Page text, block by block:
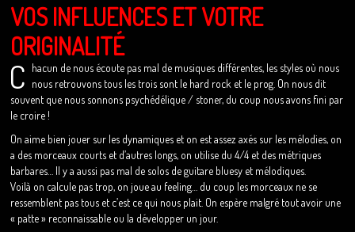
VOS INFLUENCES ET VOTRE
ORIGINALITÉ
C hacun de nous écoute pas mal de musiques différentes, les styles où nous
nous retrouvons tous les trois sont le hard rock et le prog. On nous dit
souvent que nous sonnons psychédélique / stoner, du coup nous avons fini par
le croire !
On aime bien jouer sur les dynamiques et on est assez axés sur les mélodies, on
a des morceaux courts et d’autres longs, on utilise du 4/4 et des métriques
barbares… Il y a aussi pas mal de solos de guitare bluesy et mélodiques.
Voilà on calcule pas trop, on joue au feeling… du coup les morceaux ne se
ressemblent pas tous et c’est ce qui nous plait. On espère malgré tout avoir une
« patte » reconnaissable ou la développer un jour.